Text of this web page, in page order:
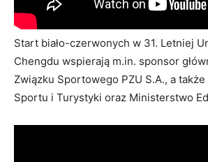
Start biało-czerwonych w 31. Letniej
Chengdu wspierają m.in. sponsor
Związku Sportowego PZU S.A., a
Sportu i Turystyki oraz Ministerstwo